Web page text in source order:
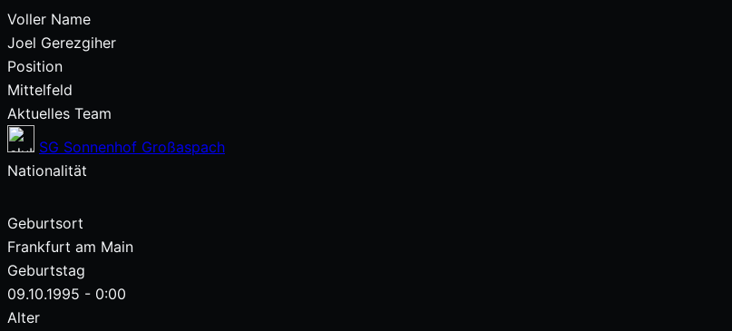
Voller Name
Joel Gerezgiher
Position
Mittelfeld
Aktuelles Team
SG Sonnenhof Großaspach
Nationalität
Geburtsort
Frankfurt am Main
Geburtstag
09.10.1995 - 0:00
Alter